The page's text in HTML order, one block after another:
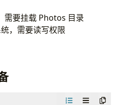
Denied）
rsync + Incus
需要挂载 Photos 目录
，需要读写权限